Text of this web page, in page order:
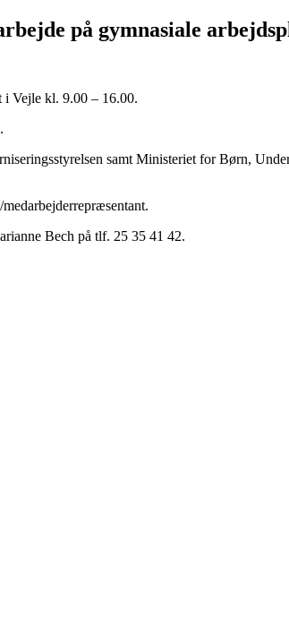
på gymnasiale
i Vejle kl. 9.00 – 16.00.
samt Ministeriet for Børn,
Bech på tlf. 25 35 41 42.